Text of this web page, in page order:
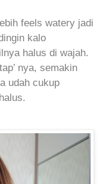
feels watery jadi
kalo
halus di wajah.
nya, semakin
udah cukup